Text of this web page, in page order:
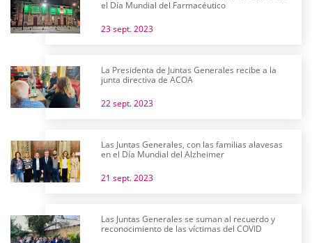
el Día Mundial del Farmacéutico
23 sept. 2023
La Presidenta de Juntas Generales recibe a la
junta directiva de ACOA
22 sept. 2023
Las Juntas Generales, con las familias alavesas
en el Día Mundial del Alzheimer
21 sept. 2023
Las Juntas Generales se suman al recuerdo y
reconocimiento de las víctimas del COVID